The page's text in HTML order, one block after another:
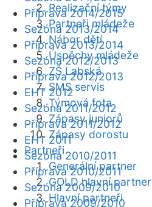
Realizační týmy
Partneři mládeže
Nábor dětí
Úspěchy mládeže
ZŠ Labská
SMS servis
Týmová fota
Zápasy juniorů
Zápasy dorostu
Partneři
Generální partner
GOLD hlavní partner
Hlavní partneři
Příprava 2014/2015
Sezóna 2013/2014
Příprava 2013/2014
Sezóna 2012/2013
Příprava 2012/2013
EHT 2012
Sezóna 2011/2012
Příprava 2011/2012
EHT 2011
Sezóna 2010/2011
Příprava 2010/2011
Sezóna 2009/2010
Příprava 2009/2010